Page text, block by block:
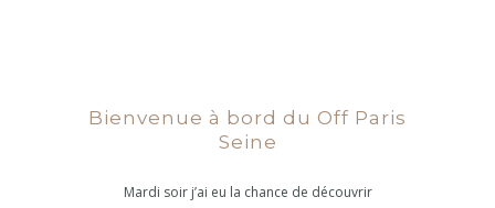
Bienvenue à bord du Off Paris
Seine
Mardi soir j’ai eu la chance de découvrir